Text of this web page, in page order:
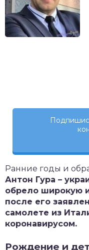
Ранние годы и
Антон Гура –
обрело широкую
после его
самолете из
коронавирусом.
Рождение и